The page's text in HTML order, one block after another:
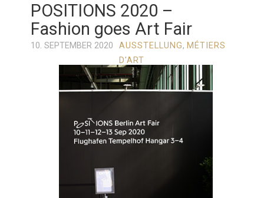
POSITIONS 2020 –
Fashion goes Art Fair
10. SEPTEMBER 2020 AUSSTELLUNG,MÉTIERS
D'ART